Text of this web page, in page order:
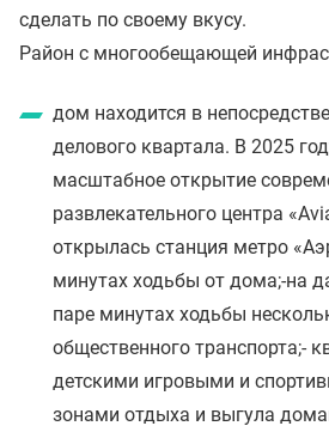
сделать по своему вкусу.
Район с многообещающей
дом находится в
делового квартала. В 2025
масштабное открытие
развлекательного центра
открылась станция метро
минутах ходьбы от дома;-на
паре минутах ходьбы
общественного транспорта;-
детскими игровыми и
зонами отдыха и выгула